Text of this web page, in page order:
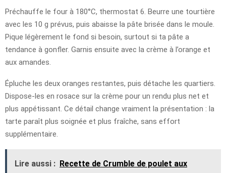
Préchauffe le four à 180°C, thermostat 6. Beurre une tourtière
avec les 10 g prévus, puis abaisse la pâte brisée dans le moule.
Pique légèrement le fond si besoin, surtout si ta pâte a
tendance à gonfler. Garnis ensuite avec la crème à l’orange et
aux amandes.
Épluche les deux oranges restantes, puis détache les quartiers.
Dispose-les en rosace sur la crème pour un rendu plus net et
plus appétissant. Ce détail change vraiment la présentation : la
tarte paraît plus soignée et plus fraîche, sans effort
supplémentaire.
Lire aussi : Recette de Crumble de poulet aux